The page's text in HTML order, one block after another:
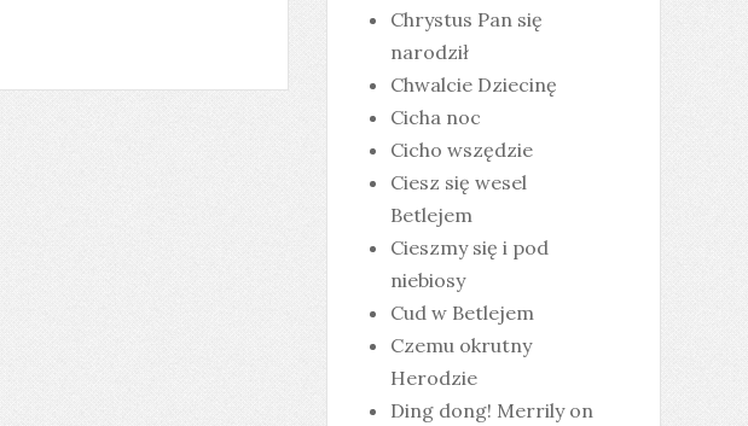
Chrystus Pan się
narodził
Chwalcie Dziecinę
Cicha noc
Cicho wszędzie
Ciesz się wesel
Betlejem
Cieszmy się i pod
niebiosy
Cud w Betlejem
Czemu okrutny
Herodzie
Ding dong! Merrily on